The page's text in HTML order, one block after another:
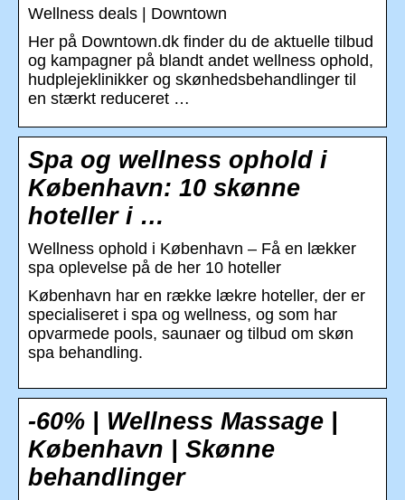
Wellness deals | Downtown
Her på Downtown.dk finder du de aktuelle tilbud
og kampagner på blandt andet wellness ophold,
hudplejeklinikker og skønhedsbehandlinger til
en stærkt reduceret …
Spa og wellness ophold i
København: 10 skønne
hoteller i …
Wellness ophold i København – Få en lækker
spa oplevelse på de her 10 hoteller
København har en række lækre hoteller, der er
specialiseret i spa og wellness, og som har
opvarmede pools, saunaer og tilbud om skøn
spa behandling.
-60% | Wellness Massage |
København | Skønne
behandlinger